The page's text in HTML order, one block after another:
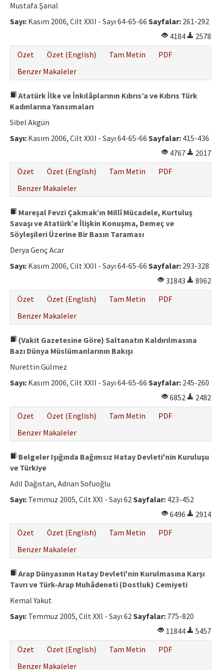
Mustafa Şanal
Sayı: Kasım 2006, Cilt XXII - Sayı 64-65-66 Sayfalar: 261-292
4184
2578
Özet
Özet (English) Tam Metin
PDF
Benzer Makaleler
Atatürk İlke ve İnkılâplarının Kıbrıs’a ve Kıbrıs Türk
Kadınlarına Yansımaları
Sibel Akgün
Sayı: Kasım 2006, Cilt XXII - Sayı 64-65-66 Sayfalar: 415-436
4767
2017
Özet
Özet (English) Tam Metin
PDF
Benzer Makaleler
Mareşal Fevzi Çakmak’ın Millî Mücadele, Kurtuluş
Savaşı ve Atatürk’e İlişkin Konuşma, Demeç ve
Söyleşileri Üzerine Bir Basın Taraması
Derya Genç Acar
Sayı: Kasım 2006, Cilt XXII - Sayı 64-65-66 Sayfalar: 293-328
31843
8962
Özet
Özet (English) Tam Metin
PDF
Benzer Makaleler
(Vakit Gazetesine Göre) Saltanatın Kaldırılmasına
Bazı Dünya Müslümanlarının Bakışı
Nurettin Gülmez
Sayı: Kasım 2006, Cilt XXII - Sayı 64-65-66 Sayfalar: 245-260
6852
2482
Özet
Özet (English) Tam Metin
PDF
Benzer Makaleler
Belgeler Işığında Bağımsız Hatay Devleti'nin Kuruluşu
ve Türkiye
Adil Dağıstan, Adnan Sofuoğlu
Sayı: Temmuz 2005, Cilt XXI - Sayı 62Sayfalar: 423-452
6496
2914
Özet
Özet (English) Tam Metin
PDF
Benzer Makaleler
Arap Dünyasının Hatay Devleti'nin Kurulmasına Karşı
Tavrı ve Türk-Arap Muhâdeneti (Dostluk) Cemiyeti
Kemal Yakut
Sayı: Temmuz 2005, Cilt XXI - Sayı 62Sayfalar: 775-820
11844
5457
Özet
Özet (English) Tam Metin
PDF
Benzer Makaleler